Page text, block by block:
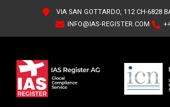
VIA SAN GOTTARDO, 112 CH-6828
INFO@IAS-REGISTER.COM